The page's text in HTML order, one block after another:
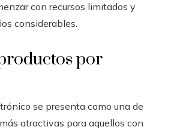
con recursos limitados y
considerables.
por
se presenta como una de
atractivas para aquellos con